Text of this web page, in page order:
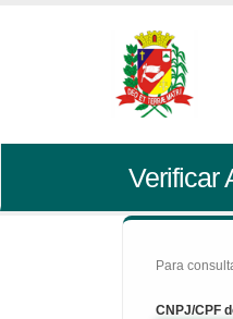
Verificar
Para
CNPJ/CPF